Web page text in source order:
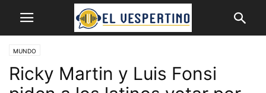
MUNDO
Ricky Martin y Luis Fonsi